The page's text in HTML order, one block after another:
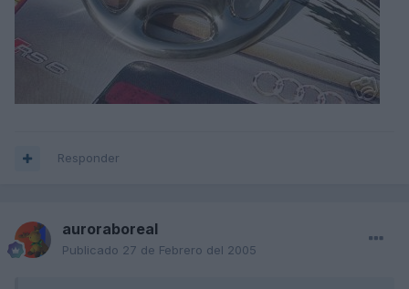
Responder
auroraboreal
Publicado 27 de Febrero del 2005